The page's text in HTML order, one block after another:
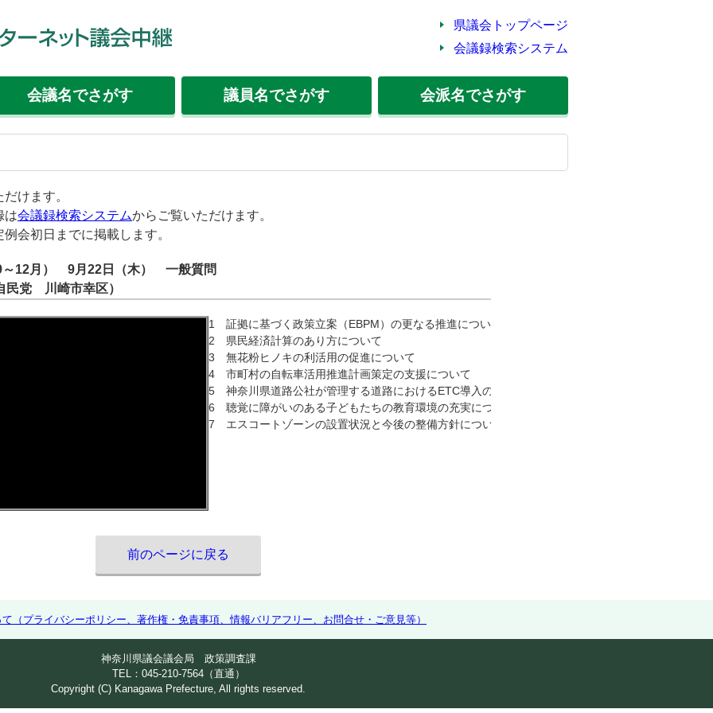
県議会トップページ
会議録検索システム
会議名でさがす 議員名でさがす 会派名でさがす
けます。
は会議録検索システムからご覧いただけます。
会初日までに掲載します。
～12月） 9月22日（木） 一般質問
党 川崎市幸区）
1 証拠に基づく政策立案（EBPM）の更なる推進について
2 県民経済計算のあり方について
3 無花粉ヒノキの利活用の促進について
4 市町村の自転車活用推進計画策定の支援について
5 神奈川県道路公社が管理する道路におけるETC導入の取組について
6 聴覚に障がいのある子どもたちの教育環境の充実について
7 エスコートゾーンの設置状況と今後の整備方針について
前のページに戻る
（プライバシーポリシー、著作権・免責事項、情報バリアフリー、お問合せ・ご意見等）
神奈川県議会議会局 政策調査課
TEL：045-210-7564（直通）
Copyright (C) Kanagawa Prefecture, All rights reserved.